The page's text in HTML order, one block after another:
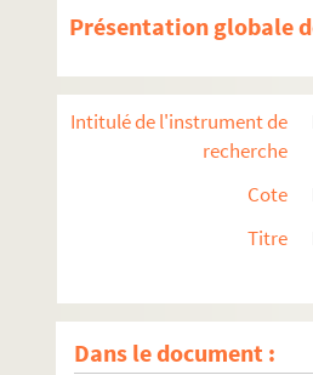
Présentation globale
Intitulé de l'instrument de
recherche
Cote
Titre
Dans le document :
EST.FC.367. Moulins de
EST.FC.453. Moulins de
EST.FC.454. Moulins de
EST.FC.M.46. Mr Bavoux
EST.FC.4094. N. - D. de Gray
EST.FC.4096. N. D. de Cusance